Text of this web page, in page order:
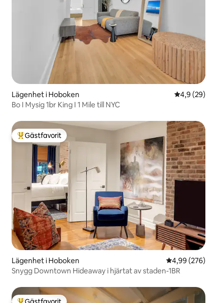
Lägenhet i Hoboken 4,9 av 5 i
4,9 (29)
Bo I Mysig 1br King I 1 Mile till NYC
Populär gästfavorit
Gästfavorit
Lägenhet i Hoboken 4,99 av 5 i
4,99 (276)
Snygg Downtown Hideaway i hjärtat av staden-1BR